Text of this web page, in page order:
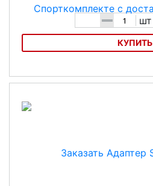
- шт
КУПИТЬ
Адаптер SIGMA 16620